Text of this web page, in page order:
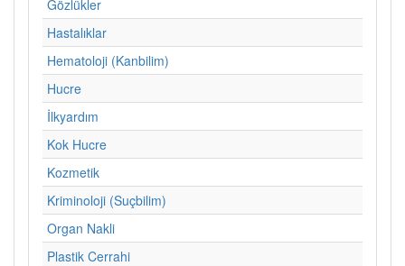
Gözlükler
Hastalıklar
Hematoloji (Kanbilim)
Hucre
İlkyardım
Kok Hucre
Kozmetik
Kriminoloji (Suçbilim)
Organ Nakli
Plastik Cerrahi